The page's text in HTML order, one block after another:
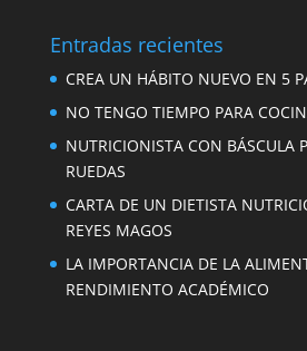
Entradas recientes
CREA UN HÁBITO NUEVO EN 5
NO TENGO TIEMPO PARA
NUTRICIONISTA CON BÁSCULA
RUEDAS
CARTA DE UN DIETISTA
REYES MAGOS
LA IMPORTANCIA DE LA
RENDIMIENTO ACADÉMICO